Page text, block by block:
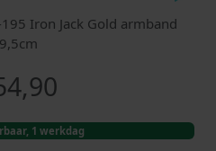
Iron Jack Gold armband
1 werkdag